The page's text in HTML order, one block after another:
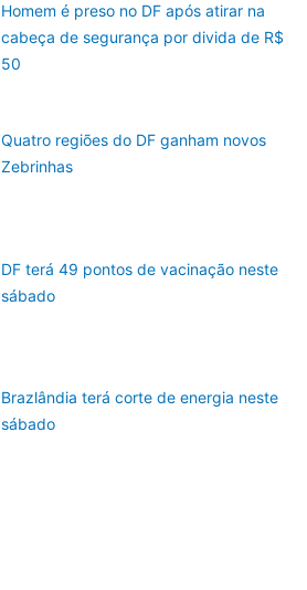
Homem é preso no DF após atirar na
cabeça de segurança por divida de R$
50
Quatro regiões do DF ganham novos
Zebrinhas
DF terá 49 pontos de vacinação neste
sábado
Brazlândia terá corte de energia neste
sábado